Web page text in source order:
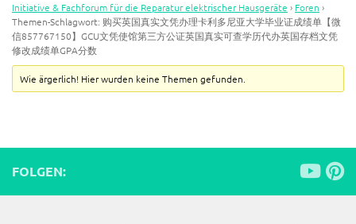
Initiative & Fachforum für die Reparatur elektrischer Hausgeräte › Foren ›
Themen-Schlagwort: 购买英国真实文凭办理卡利多尼亚大学毕业证成绩单【微
信857767150】GCU文凭使馆第三方公证英国真实可查学历代办英国存档文凭
修改成绩单GPA分数
Wie ärgerlich! Hier wurden keine Themen gefunden.
FOLGEN: